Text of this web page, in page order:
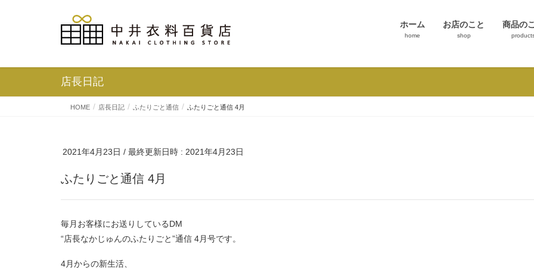
ホーム
home
お店のこと
shop
商品の
店長日記
HOME 店長日記 ふたりごと通信 ふたりごと通信 4月
2021年4月23日 / 最終更新日時 : 2021年4月23日
ふたりごと通信 4月
毎月お客様にお送りしているDM
“店長なかじゅんのふたりごと”通信 4月号です。
4月からの新生活、